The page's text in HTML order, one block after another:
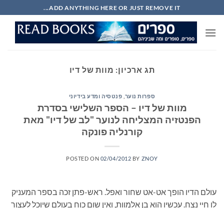
to
content
ADD ANYTHING HERE OR JUST REMOVE IT...
תג ארכיון: מוות של דיו
ספרות נוער פנטסיה ומדע בידיוני
מוות של דיו – הספר השלישי בסדרת
הפנטזיה המצליחה לנוער "לב של דיו" מאת
קורנליה פונקה
POSTED ON 02/04/2012 BY ZNOY
עולם הדיו הופך אט-אט שחור ואפל. ראש-פתן זכה בספר המעניק
לו חיי נצח. עכשיו הוא בן אלמוות, ואין שום כוח בעולם שיוכל לעצור